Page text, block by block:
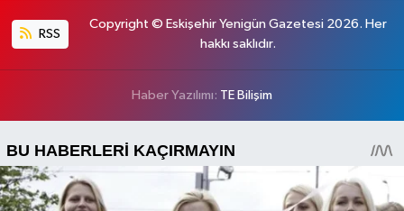
RSS
Copyright © Eskişehir Yenigün Gazetesi 2026. Her
hakkı saklıdır.
Haber Yazılımı: TE Bilişim